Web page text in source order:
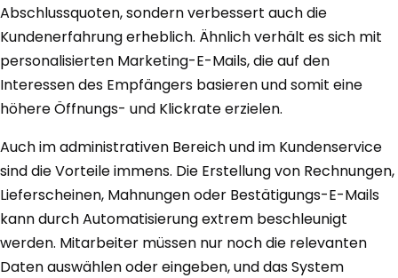
Abschlussquoten, sondern verbessert auch die
Kundenerfahrung erheblich. Ähnlich verhält es sich mit
personalisierten Marketing-E-Mails, die auf den
Interessen des Empfängers basieren und somit eine
höhere Öffnungs- und Klickrate erzielen.
Auch im administrativen Bereich und im Kundenservice
sind die Vorteile immens. Die Erstellung von Rechnungen,
Lieferscheinen, Mahnungen oder Bestätigungs-E-Mails
kann durch Automatisierung extrem beschleunigt
werden. Mitarbeiter müssen nur noch die relevanten
Daten auswählen oder eingeben, und das System